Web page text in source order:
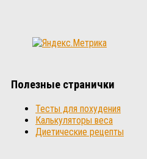
Полезные странички
Тесты для похудения
Калькуляторы веса
Диетические рецепты